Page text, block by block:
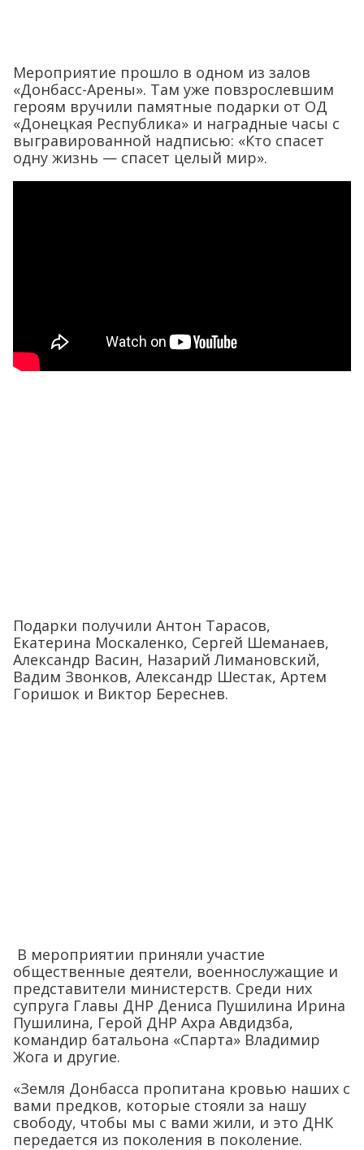
Мероприятие прошло в одном из залов
«Донбасс-Арены». Там уже повзрослевшим
героям вручили памятные подарки от ОД
«Донецкая Республика» и наградные часы с
выгравированной надписью: «Кто спасет
одну жизнь — спасет целый мир».
Подарки получили Антон Тарасов,
Екатерина Москаленко, Сергей Шеманаев,
Александр Васин, Назарий Лимановский,
Вадим Звонков, Александр Шестак, Артем
Горишок и Виктор Береснев.
В мероприятии приняли участие
общественные деятели, военнослужащие и
представители министерств. Среди них
супруга Главы ДНР Дениса Пушилина Ирина
Пушилина, Герой ДНР Ахра Авдидзба,
командир батальона «Спарта» Владимир
Жога и другие.
«Земля Донбасса пропитана кровью наших с
вами предков, которые стояли за нашу
свободу, чтобы мы с вами жили, и это ДНК
передается из поколения в поколение.